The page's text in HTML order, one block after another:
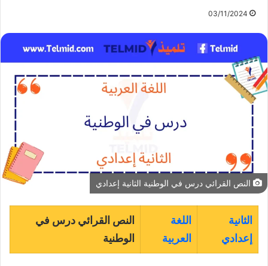
03/11/2024
النص القرائي درس في الوطنية الثانية إعدادي
الثانية
إعدادي
اللغة
العربية
النص القرائي درس في
الوطنية